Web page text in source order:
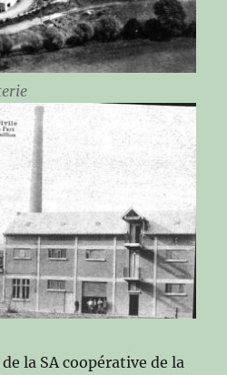
la SA coopérative de la